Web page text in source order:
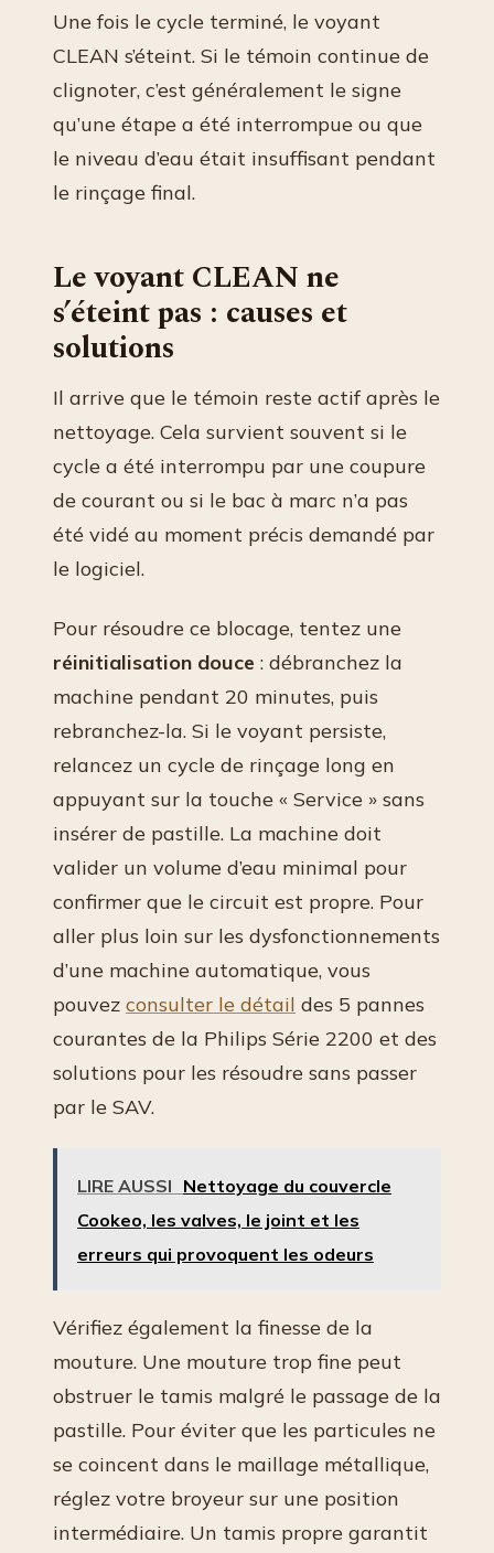
Une fois le cycle terminé, le voyant
CLEAN s’éteint. Si le témoin continue de
clignoter, c’est généralement le signe
qu’une étape a été interrompue ou que
le niveau d’eau était insuffisant pendant
le rinçage final.
Le voyant CLEAN ne
s’éteint pas : causes et
solutions
Il arrive que le témoin reste actif après le
nettoyage. Cela survient souvent si le
cycle a été interrompu par une coupure
de courant ou si le bac à marc n’a pas
été vidé au moment précis demandé par
le logiciel.
Pour résoudre ce blocage, tentez une
réinitialisation douce : débranchez la
machine pendant 20 minutes, puis
rebranchez-la. Si le voyant persiste,
relancez un cycle de rinçage long en
appuyant sur la touche « Service » sans
insérer de pastille. La machine doit
valider un volume d’eau minimal pour
confirmer que le circuit est propre. Pour
aller plus loin sur les dysfonctionnements
d’une machine automatique, vous
pouvez consulter le détail des 5 pannes
courantes de la Philips Série 2200 et des
solutions pour les résoudre sans passer
par le SAV.
LIRE AUSSI Nettoyage du couvercle
Cookeo, les valves, le joint et les
erreurs qui provoquent les odeurs
Vérifiez également la finesse de la
mouture. Une mouture trop fine peut
obstruer le tamis malgré le passage de la
pastille. Pour éviter que les particules ne
se coincent dans le maillage métallique,
réglez votre broyeur sur une position
intermédiaire. Un tamis propre garantit